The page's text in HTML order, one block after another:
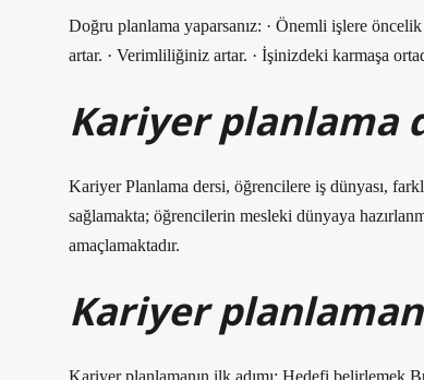
Doğru planlama yaparsanız: · Önemli işlere
artar. · Verimliliğiniz artar. · İşinizdeki karmaşa
Kariyer planlama
Kariyer Planlama dersi, öğrencilere iş dünyası,
sağlamakta; öğrencilerin mesleki dünyaya
amaçlamaktadır.
Kariyer
Kariyer planlamanın ilk adımı: Hedefi belirlemek